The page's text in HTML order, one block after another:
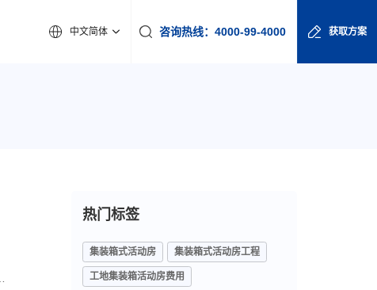
中文简体 咨询热线：4000-99-4000 获取方案
热门标签
集装箱式活动房 集装箱式活动房工程
工地集装箱活动房费用